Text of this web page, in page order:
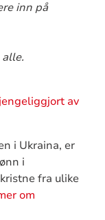
inn på
av
i Ukraina, er
i
fra ulike
om